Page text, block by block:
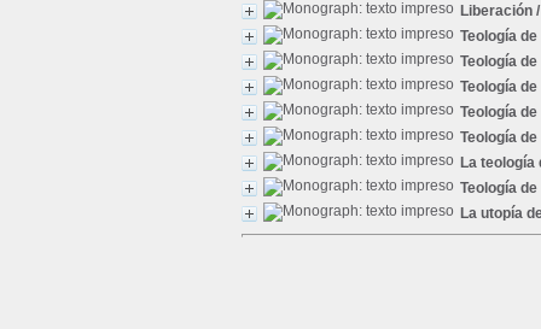
Liberación
Teología
Teología
Teología
Teología
Teología
La teología
Teología
La utopía